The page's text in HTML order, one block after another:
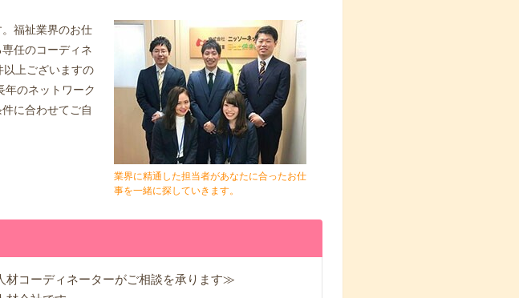
福祉業界のお仕
任のコーディネ
上ございますの
年のネットワーク
に合わせてご自
業界に精通した担当者があなたに合ったお仕
事を一緒に探していきます。
コーディネーターがご相談を承ります≫